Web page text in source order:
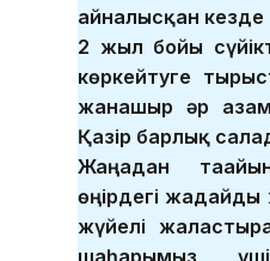
айналысқан кезде
2 жыл бойы
көркейтуге
жанашыр әр
Қазір барлық
Жаңадан
өңірдегі
жүйелі
шаһарымыз